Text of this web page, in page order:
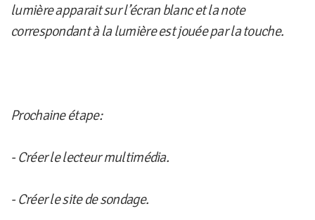
lumière apparait sur l’écran blanc et la note
correspondant à la lumière est jouée par la touche.
Prochaine étape:
- Créer le lecteur multimédia.
- Créer le site de sondage.